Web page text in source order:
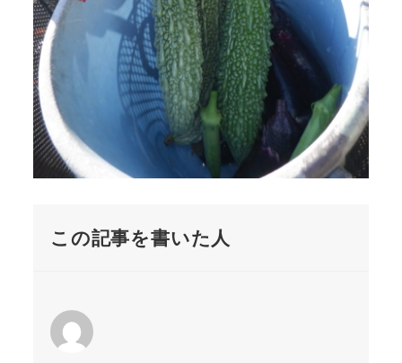
この記事を書いた人